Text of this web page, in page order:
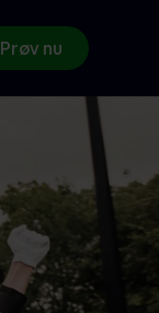
Prøv nu